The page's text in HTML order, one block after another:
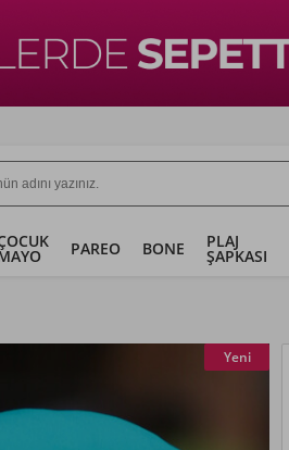
PAREO BONE PLAJ
ŞAPKASI
Yeni